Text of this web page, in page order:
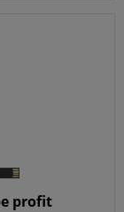
profit